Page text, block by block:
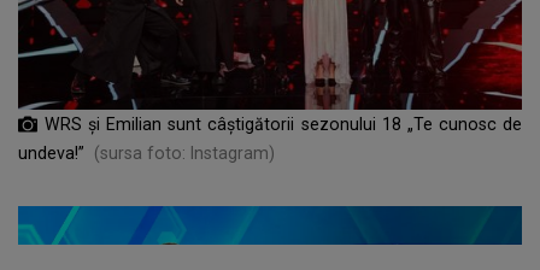
WRS și Emilian sunt câștigătorii sezonului 18 „Te cunosc de
undeva!”
(sursa foto: Instagram)